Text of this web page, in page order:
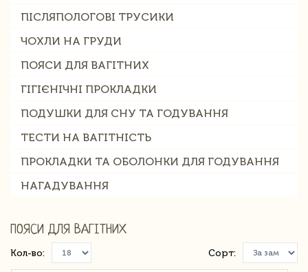
ПІСЛЯПОЛОГОВІ ТРУСИКИ
ЧОХЛИ НА ГРУДИ
ПОЯСИ ДЛЯ ВАГІТНИХ
ГІГІЄНІЧНІ ПРОКЛАДКИ
ПОДУШКИ ДЛЯ СНУ ТА ГОДУВАННЯ
ТЕСТИ НА ВАГІТНІСТЬ
ПРОКЛАДКИ ТА ОБОЛОНКИ ДЛЯ ГОДУВАННЯ
НАГАДУВАННЯ
ПОЯСИ ДЛЯ ВАГІТНИХ
Кол-во: Сорт: